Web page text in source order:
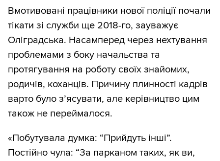
Вмотивовані працівники нової поліції почали
тікати зі служби ще 2018-го, зауважує
Оліградська. Насамперед через нехтування
проблемами з боку начальства та
протягування на роботу своїх знайомих,
родичів, коханців. Причину плинності кадрів
варто було з’ясувати, але керівництво цим
також не переймалося.
«Побутувала думка: “Прийдуть інші”.
Постійно чула: “За парканом таких, як ви,